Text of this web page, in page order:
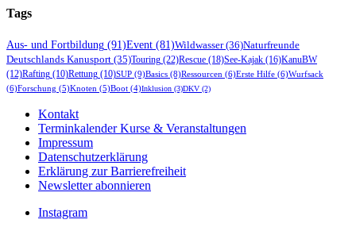
Tags
Aus- und Fortbildung (91)Event (81)Wildwasser(36)Naturfreunde
Deutschlands Kanusport (35)Touring (22)Rescue (18)See-Kajak (16)KanuBW
(12)Rafting (10)Rettung (10)SUP (9)Basics (8)Ressourcen (6)Erste Hilfe (6)Wurfsack
(6)Forschung (5)Knoten (5)Boot (4)Inklusion (3)DKV (2)
Kontakt
Terminkalender Kurse & Veranstaltungen
Impressum
Datenschutzerklärung
Erklärung zur Barrierefreiheit
Newsletter abonnieren
Instagram